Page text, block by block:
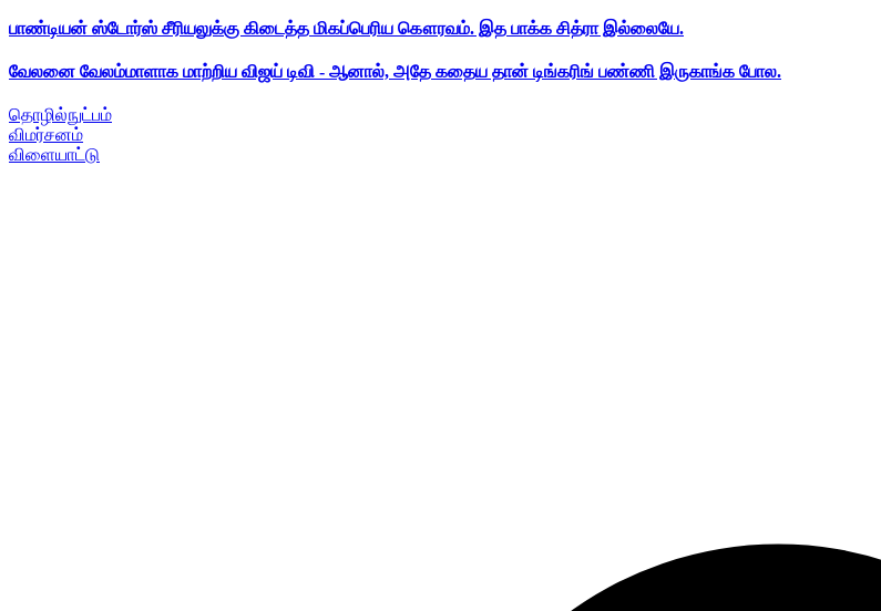
பாண்டியன் ஸ்டோர்ஸ் சீரியலுக்கு கிடைத்த மிகப்பெரிய கௌரவம். இத பாக்க சித்ரா இல்லையே.
வேலனை வேலம்மாளாக மாற்றிய விஜய் டிவி - ஆனால், அதே கதைய தான் டிங்கரிங் பண்ணி இருகாங்க போல.
தொழில்நுட்பம்
விமர்சனம்
விளையாட்டு